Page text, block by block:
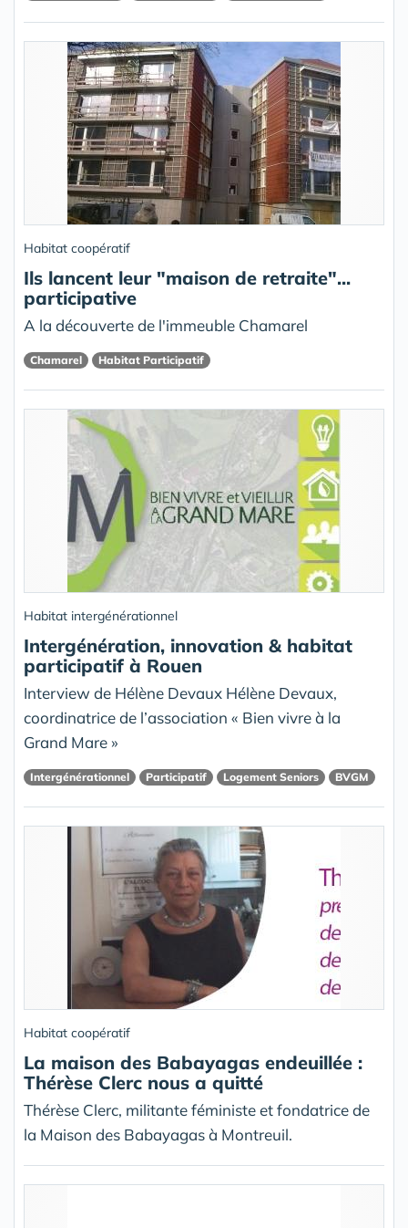
Habitat coopératif
Ils lancent leur "maison de retraite"...
participative
A la découverte de l'immeuble Chamarel
Chamarel Habitat Participatif
Habitat intergénérationnel
Intergénération, innovation & habitat
participatif à Rouen
Interview de Hélène Devaux Hélène Devaux,
coordinatrice de l’association « Bien vivre à la
Grand Mare »
Intergénérationnel Participatif Logement Seniors BVGM
Habitat coopératif
La maison des Babayagas endeuillée :
Thérèse Clerc nous a quitté
Thérèse Clerc, militante féministe et fondatrice de
la Maison des Babayagas à Montreuil.